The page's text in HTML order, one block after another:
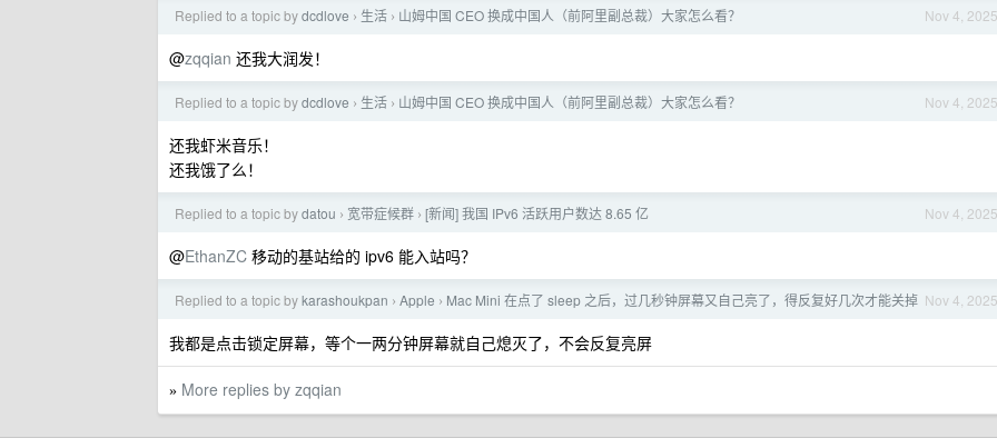
Nov 4, 2025
Replied to a topic bydcdlove › 生活 › 山姆中国 CEO 换成中国人（前阿里副总裁）大家怎么看？
@zqqian 还我大润发！
Nov 4, 2025
Replied to a topic bydcdlove › 生活 › 山姆中国 CEO 换成中国人（前阿里副总裁）大家怎么看？
还我虾米音乐！
还我饿了么！
Nov 4, 2025
Replied to a topic bydatou › 宽带症候群 › [新闻] 我国 IPv6 活跃用户数达 8.65 亿
@EthanZC 移动的基站给的 ipv6 能入站吗？
Nov 4, 2025
Replied to a topic bykarashoukpan › Apple › Mac Mini 在点了 sleep 之后，过几秒钟屏幕又自己亮了，得反复好几次才能关掉
我都是点击锁定屏幕，等个一两分钟屏幕就自己熄灭了，不会反复亮屏
» More replies by zqqian